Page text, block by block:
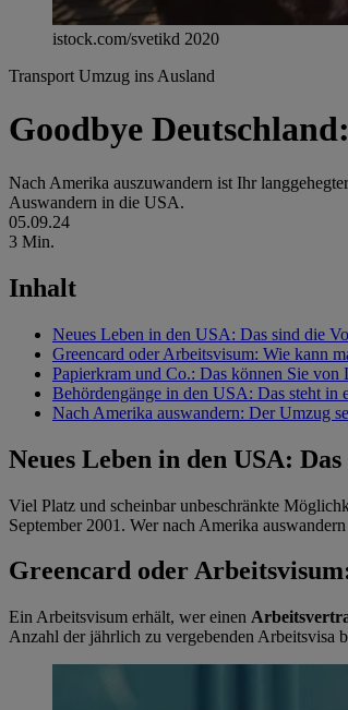
istock.com/svetikd 2020
Transport Umzug ins Ausland
Goodbye
Nach Amerika auszuwandern ist Ihr
Auswandern in die USA.
05.09.24
3 Min.
Inhalt
Neues Leben in den USA: Das sind die
Greencard oder Arbeitsvisum: Wie kann
Papierkram und Co.: Das können Sie von
Behördengänge in den USA: Das steht in
Nach Amerika auswandern: Der Umzug
Neues Leben in den USA:
Viel Platz und scheinbar unbeschränkte
September 2001. Wer nach Amerika
Greencard oder
Ein Arbeitsvisum erhält, wer einen
Anzahl der jährlich zu vergebenden Arbeitsvisa